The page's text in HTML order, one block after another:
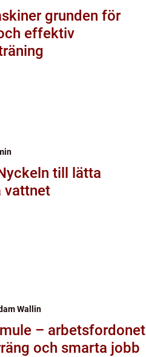
för
effektiv
till lätta
vattnet
Wallin
– arbetsfordonet
och smarta jobb